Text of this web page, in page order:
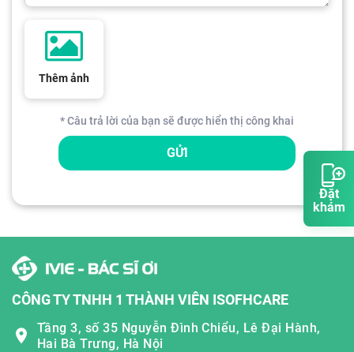
Đặt
khám
Thêm ảnh
* Câu trả lời của bạn sẽ được hiển thị công khai
GỬI
CÔNG TY TNHH 1 THÀNH VIÊN ISOFHCARE
Tầng 3, số 35 Nguyễn Đình Chiểu, Lê Đại Hành,
Hai Bà Trưng, Hà Nội